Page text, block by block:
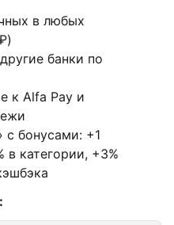
в любых
банки по
к Alfa Pay и
бонусами: +1
в категории, +3%